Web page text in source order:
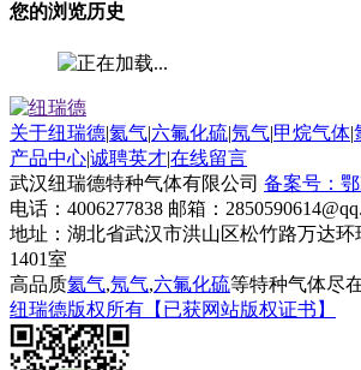
您的浏览历史
关于纽瑞德|氦气|六氟化硫|氖气|甲烷气体|
产品中心|诚聘英才|在线留言
武汉纽瑞德特种气体有限公司 备案号：鄂
电话：4006277838 邮箱：
地址：湖北省武汉市洪山区松竹路万达环
1401室
高品质氦气,氖气,六氟化硫等特种气体尽
纽瑞德版权所有【已获网站版权证书】